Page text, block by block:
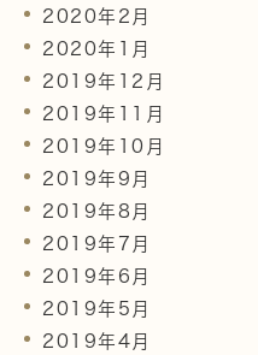
2020年2月
2020年1月
2019年12月
2019年11月
2019年10月
2019年9月
2019年8月
2019年7月
2019年6月
2019年5月
2019年4月